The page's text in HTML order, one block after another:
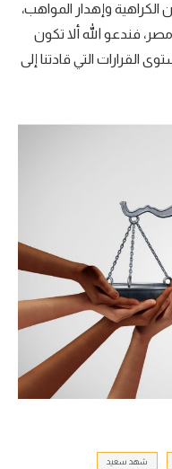
وإهدار المواهب،
فندعو الله ألا تكون
القرارات التي قادتنا إلى
شهد سعيد